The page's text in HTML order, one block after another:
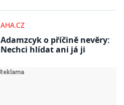
AHA.CZ
Adamzcyk o příčině nevěry:
Nechci hlídat ani já ji